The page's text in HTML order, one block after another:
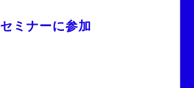
セミナーに参加